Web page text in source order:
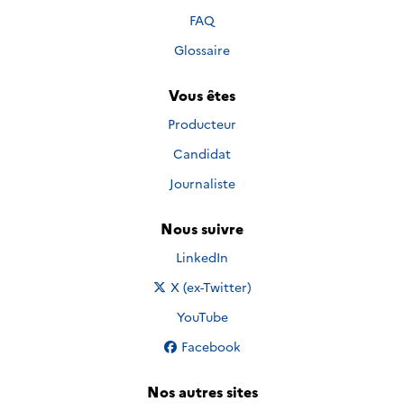
FAQ
Glossaire
Vous êtes
Producteur
Candidat
Journaliste
Nous suivre
Nous suivre sur
LinkedIn
Nous suivre sur
X (ex-Twitter)
Nous suivre sur
YouTube
Nous suivre sur
Facebook
Nos autres sites